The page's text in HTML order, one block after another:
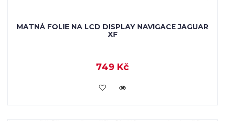
MATNÁ FOLIE NA LCD DISPLAY NAVIGACE JAGUAR
XF
749 Kč
KOUPIT